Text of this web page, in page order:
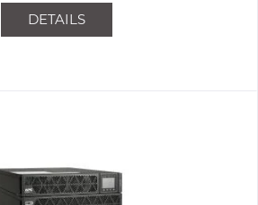
DETAILS